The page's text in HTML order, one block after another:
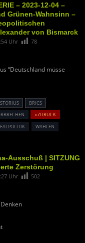
– 2023-12-04 –
Grünen-Wahnsinn –
von Bismarck
Uhr 78
“Deutschland müsse
BRICS
« ZURÜCK
WAHLEN
Ausschuß | SITZUNG
Zerstörung
Uhr 502